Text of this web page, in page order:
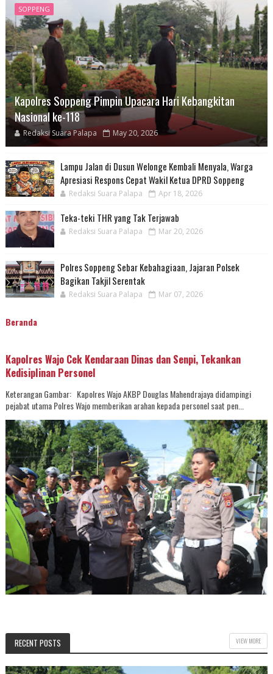
SOPPENG
Kapolres Soppeng Pimpin Upacara Hari Kebangkitan
Nasional ke-118
Redaksi Suara Palapa May 20, 2026
Lampu Jalan di Dusun Welonge Kembali Menyala, Warga
Apresiasi Respons Cepat Wakil Ketua DPRD Soppeng
Redaksi Suara Palapa Apr 18, 2026
Teka-teki THR yang Tak Terjawab
Redaksi Suara Palapa Mar 20, 2026
Polres Soppeng Sebar Kebahagiaan, Jajaran Polsek
Bagikan Takjil Serentak
Redaksi Suara Palapa Mar 07, 2026
Beranda
Kapolres Wajo Cek Kendaraan Dinas dan Senpi, Tekankan
Kedisiplinan Personel
Keterangan Gambar: Kapolres Wajo AKBP Douglas Mahendrajaya didampingi
pejabat utama Polres Wajo memberikan arahan kepada personel saat pen...
RECENT POSTS VIEW MORE